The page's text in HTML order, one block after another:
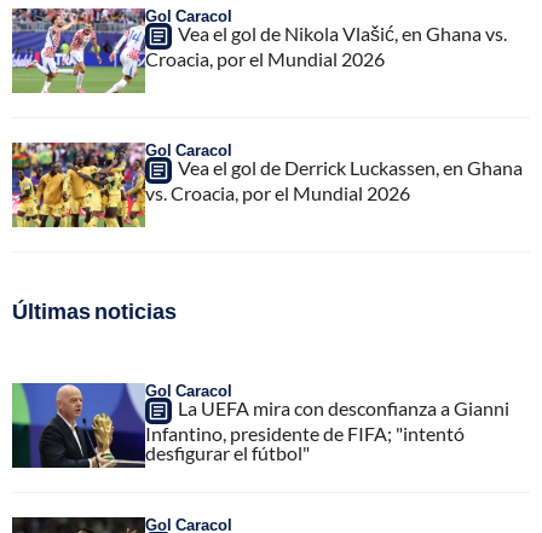
Gol Caracol
Vea el gol de Nikola Vlašić, en Ghana vs.
Croacia, por el Mundial 2026
Gol Caracol
Vea el gol de Derrick Luckassen, en Ghana
vs. Croacia, por el Mundial 2026
Últimas noticias
Gol Caracol
La UEFA mira con desconfianza a Gianni
Infantino, presidente de FIFA; "intentó
desfigurar el fútbol"
Gol Caracol